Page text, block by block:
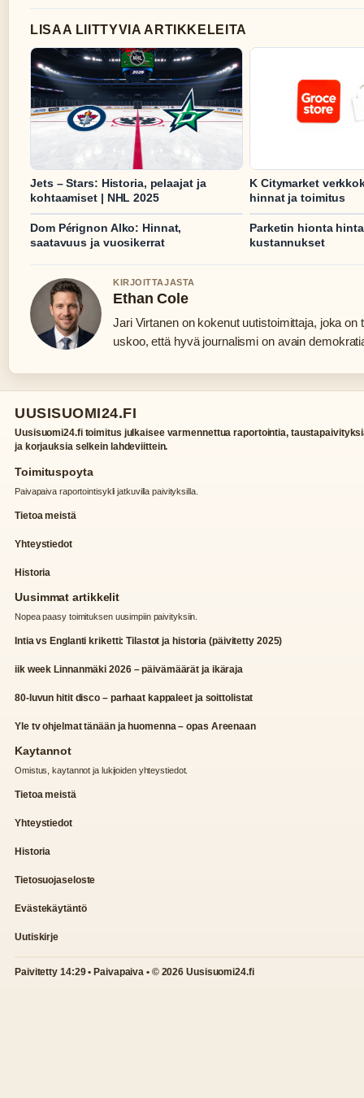
LISAA LIITTYVIA ARTIKKELEITA
Jets – Stars: Historia, pelaajat ja
kohtaamiset | NHL 2025
K Citymarket
hinnat ja toimitus
Dom Pérignon Alko: Hinnat,
saatavuus ja vuosikerrat
Parketin hionta
kustannukset
KIRJOITTAJASTA
Ethan Cole
Jari Virtanen on kokenut uutistoimittaja, joka
uskoo, että hyvä journalismi on avain
UUSISUOMI24.FI
Uusisuomi24.fi toimitus julkaisee varmennettua raportointia,
ja korjauksia selkein lahdeviittein.
Toimituspoyta
Paivapaiva raportointisykli jatkuvilla paivityksilla.
Tietoa meistä
Yhteystiedot
Historia
Uusimmat artikkelit
Nopea paasy toimituksen uusimpiin paivityksiin.
Intia vs Englanti kriketti: Tilastot ja historia (päivitetty 2025)
iik week Linnanmäki 2026 – päivämäärät ja ikäraja
80-luvun hitit disco – parhaat kappaleet ja soittolistat
Yle tv ohjelmat tänään ja huomenna – opas Areenaan
Kaytannot
Omistus, kaytannot ja lukijoiden yhteystiedot.
Tietoa meistä
Yhteystiedot
Historia
Tietosuojaseloste
Evästekäytäntö
Uutiskirje
Paivitetty 14:29 • Paivapaiva • © 2026 Uusisuomi24.fi